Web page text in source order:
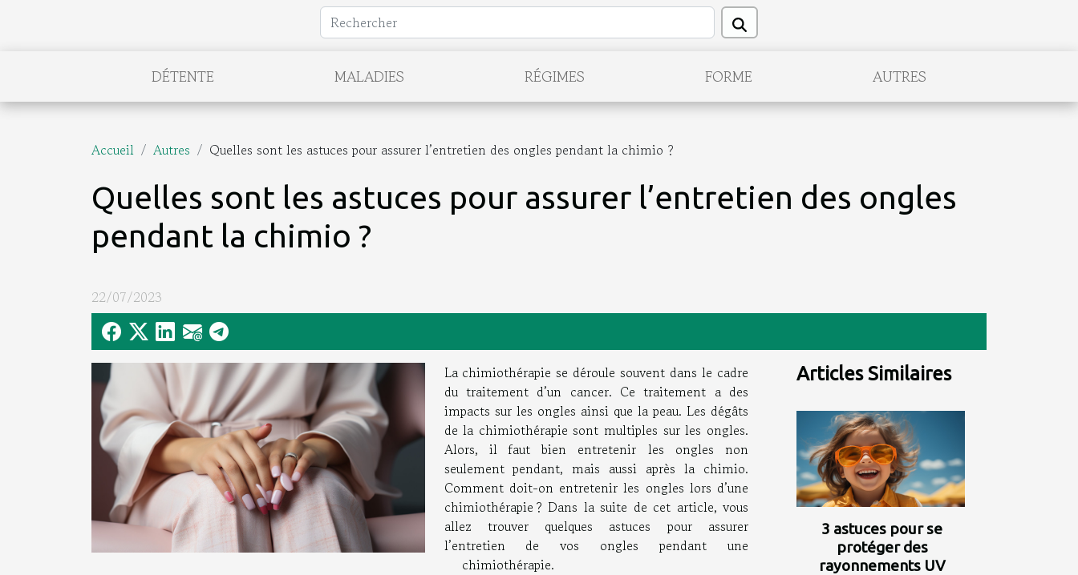
DÉTENTE MALADIES RÉGIMES FORME AUTRES
Accueil Autres Quelles sont les astuces pour assurer l’entretien des ongles pendant la chimio ?
Quelles sont les astuces pour assurer l’entretien des ongles
pendant la chimio ?
22/07/2023
La chimiothérapie se déroule souvent dans le cadre
du traitement d’un cancer. Ce traitement a des
impacts sur les ongles ainsi que la peau. Les dégâts
de la chimiothérapie sont multiples sur les ongles.
Alors, il faut bien entretenir les ongles non
seulement pendant, mais aussi après la chimio.
Comment doit-on entretenir les ongles lors d’une
chimiothérapie ? Dans la suite de cet article, vous
allez trouver quelques astuces pour assurer
l’entretien de vos ongles pendant une
chimiothérapie.
Articles Similaires
3 astuces pour se
protéger des
rayonnements UV